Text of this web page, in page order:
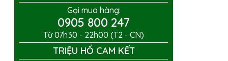
Gọi mua hàng:
0905 800 247
Từ 07h30 - 22h00 (T2 - CN)
TRIỆU HỔ CAM KẾT